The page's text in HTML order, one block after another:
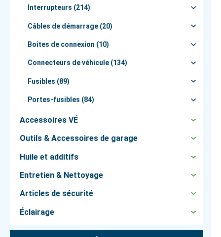
Interrupteurs (214)
Câbles de démarrage (20)
Boîtes de connexion (10)
Connecteurs de véhicule (134)
Fusibles (89)
Portes-fusibles (84)
Accessoires VÉ
Outils & Accessoires de garage
Huile et additifs
Entretien & Nettoyage
Articles de sécurité
Éclairage